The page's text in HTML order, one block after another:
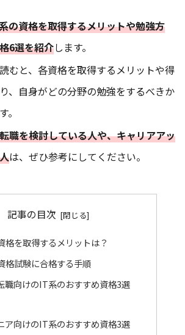
の資格を取得するメリットや勉強方
6選を紹介します。
むと、各資格を取得するメリットや得
、自身がどの分野の勉強をするべきか
。
職を検討している人や、キャリアアッ
は、ぜひ参考にしてください。
記事の目次
格を取得するメリットは？
格試験に合格する手順
職向けのIT系のおすすめ資格3選
ア向けのIT系のおすすめ資格3選